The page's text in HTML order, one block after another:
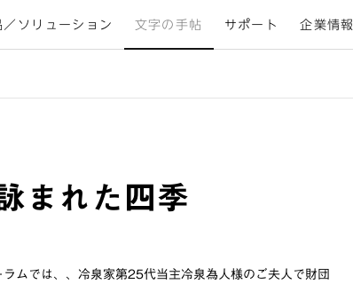
／ソリューション 文字の手帖 サポート 企業情報
まれた四季
ムでは、、冷泉家第25代当主冷泉為人様のご夫人で財団